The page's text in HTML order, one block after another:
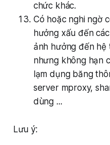
chức khác.
Có hoặc nghi ngờ
hưởng xấu đến
ảnh hưởng đến hệ
nhưng không hạn
lạm dụng băng
server mproxy,
dùng ...
Lưu ý: